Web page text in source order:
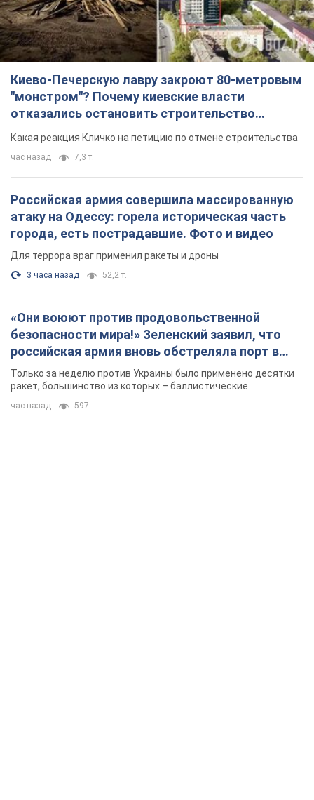
Киево-Печерскую лавру закроют 80-метровым
"монстром"? Почему киевские власти
отказались остановить строительство
небоскреба "московского верующего"
Какая реакция Кличко на петицию по отмене строительства
час назад 7,3 т.
Российская армия совершила массированную
атаку на Одессу: горела историческая часть
города, есть пострадавшие. Фото и видео
Для террора враг применил ракеты и дроны
3 часа назад 52,2 т.
«Они воюют против продовольственной
безопасности мира!» Зеленский заявил, что
российская армия вновь обстреляла порт в
Одессе
Только за неделю против Украины было применено десятки
ракет, большинство из которых – баллистические
час назад 597